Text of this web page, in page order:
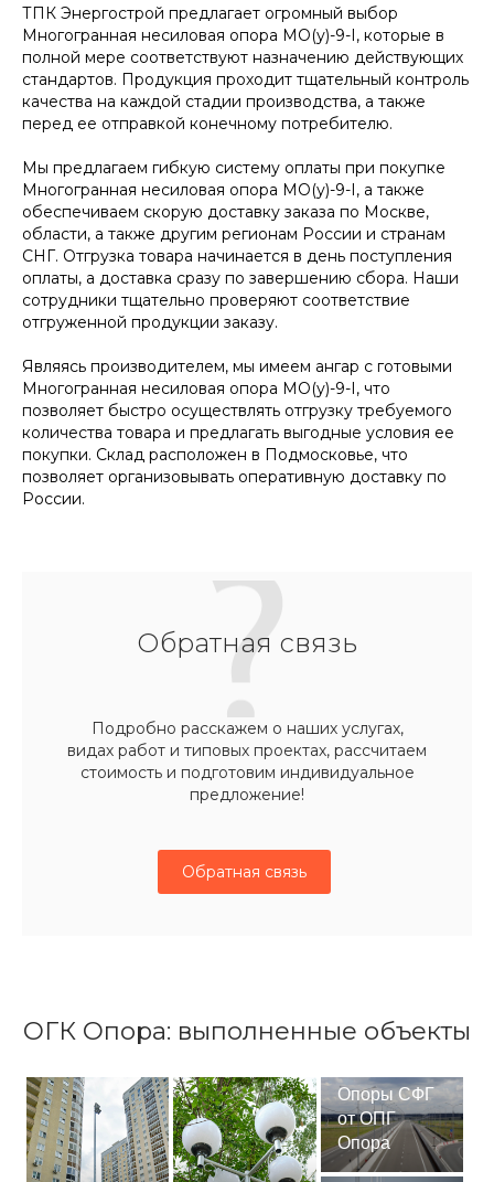
ТПК Энергострой предлагает огромный выбор
Многогранная несиловая опора МО(у)-9-I, которые в
полной мере соответствуют назначению действующих
стандартов. Продукция проходит тщательный контроль
качества на каждой стадии производства, а также
перед ее отправкой конечному потребителю.
Мы предлагаем гибкую систему оплаты при покупке
Многогранная несиловая опора МО(у)-9-I, а также
обеспечиваем скорую доставку заказа по Москве,
области, а также другим регионам России и странам
СНГ. Отгрузка товара начинается в день поступления
оплаты, а доставка сразу по завершению сбора. Наши
сотрудники тщательно проверяют соответствие
отгруженной продукции заказу.
Являясь производителем, мы имеем ангар с готовыми
Многогранная несиловая опора МО(у)-9-I, что
позволяет быстро осуществлять отгрузку требуемого
количества товара и предлагать выгодные условия ее
покупки. Склад расположен в Подмосковье, что
позволяет организовывать оперативную доставку по
России.
Обратная связь
Подробно расскажем о наших услугах,
видах работ и типовых проектах, рассчитаем
стоимость и подготовим индивидуальное
предложение!
Обратная связь
ОГК Опора: выполненные объекты
Опоры СФГ
от ОПГ
Опора